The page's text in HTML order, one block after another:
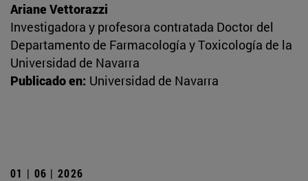
Ariane Vettorazzi
Investigadora y profesora contratada Doctor del
Departamento de Farmacología y Toxicología de la
Universidad de Navarra
Publicado en: Universidad de Navarra
01 | 06 | 2026